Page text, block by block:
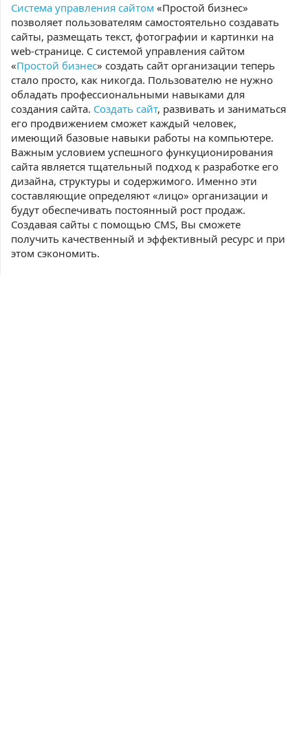
Система управления сайтом «Простой бизнес»
позволяет пользователям самостоятельно создавать
сайты, размещать текст, фотографии и картинки на
web-странице. С системой управления сайтом
«Простой бизнес» создать сайт организации теперь
стало просто, как никогда. Пользователю не нужно
обладать профессиональными навыками для
создания сайта. Создать сайт, развивать и заниматься
его продвижением сможет каждый человек,
имеющий базовые навыки работы на компьютере.
Важным условием успешного функуционирования
сайта является тщательный подход к разработке его
дизайна, структуры и содержимого. Именно эти
составляющие определяют «лицо» организации и
будут обеспечивать постоянный рост продаж.
Создавая сайты с помощью CMS, Вы сможете
получить качественный и эффективный ресурс и при
этом сэкономить.